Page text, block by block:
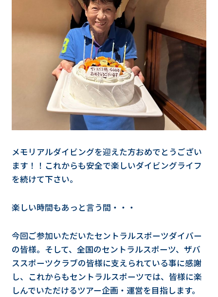
メモリアルダイビングを迎えた方おめでとうござい
ます！！これからも安全で楽しいダイビングライフ
を続けて下さい。
楽しい時間もあっと言う間・・・
今回ご参加いただいたセントラルスポーツダイバー
の皆様。そして、全国のセントラルスポーツ、ザバ
ススポーツクラブの皆様に支えられている事に感謝
し、これからもセントラルスポーツでは、皆様に楽
しんでいただけるツアー企画・運営を目指します。